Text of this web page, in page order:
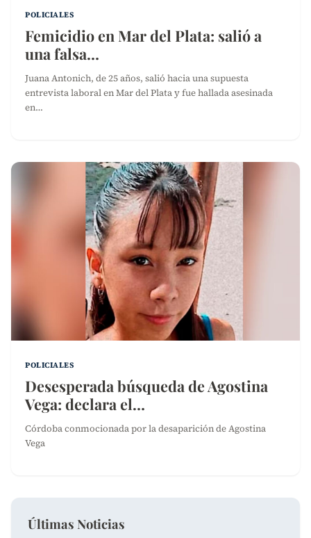
POLICIALES
Femicidio en Mar del Plata: salió a
una falsa…
Juana Antonich, de 25 años, salió hacia una supuesta
entrevista laboral en Mar del Plata y fue hallada asesinada
en…
POLICIALES
Desesperada búsqueda de Agostina
Vega: declara el…
Córdoba conmocionada por la desaparición de Agostina
Vega
Últimas Noticias